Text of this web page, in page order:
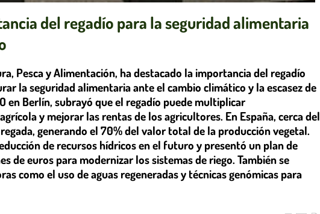
del regadío para la seguridad alimentaria
Pesca y Alimentación, ha destacado la importancia del regadío
la seguridad alimentaria ante el cambio climático y la escasez de
en Berlín, subrayó que el regadío puede multiplicar
y mejorar las rentas de los agricultores. En España, cerca del
generando el 70% del valor total de la producción vegetal.
de recursos hídricos en el futuro y presentó un plan de
de euros para modernizar los sistemas de riego. También se
como el uso de aguas regeneradas y técnicas genómicas para